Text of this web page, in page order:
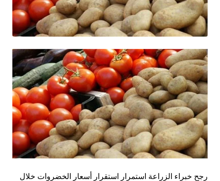
رجح خبراء الزراعة استمرار استقرار أسعار الخضروات خلال